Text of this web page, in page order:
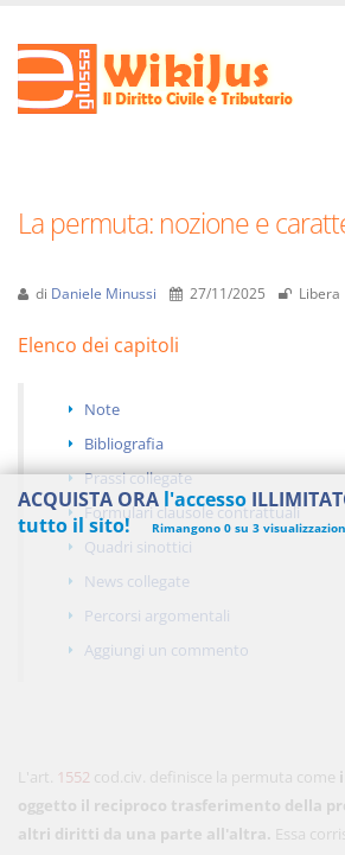
La permuta: nozione e
di Daniele Minussi 27/11/2025 Libera
Elenco dei capitoli
Note
Bibliografia
Prassi collegate
Formulari clausole contrattuali
Quadri sinottici
News collegate
Percorsi argomentali
Aggiungi un commento
L'art. 1552 cod.civ. definisce la permuta come
oggetto il reciproco trasferimento della
altri diritti da una parte all'altra. Essa
ACQUISTA ORA l'accesso
tutto il sito!
Rimangono 0 su 3
450,00 €
anziché570.00€
48,00 €